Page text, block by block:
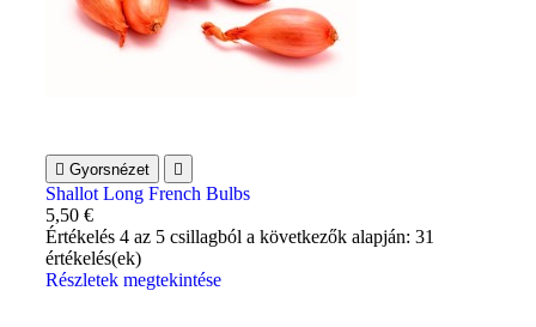
 Gyorsnézet 
Shallot Long French Bulbs
5,50 €
Értékelés4 az 5 csillagból a következők alapján:31
értékelés(ek)
Részletek megtekintése